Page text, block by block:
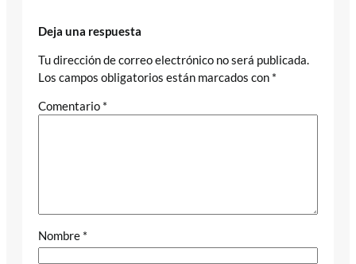
Deja una respuesta
Tu dirección de correo electrónico no será publicada.
Los campos obligatorios están marcados con *
Comentario *
Nombre *